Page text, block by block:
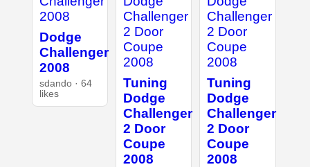
Dodge
Challenger
2008
sdando · 64
likes
Tuning
Dodge
Challenger
2 Door
Coupe
2008
Tuning
Dodge
Challenger
2 Door
Coupe
2008